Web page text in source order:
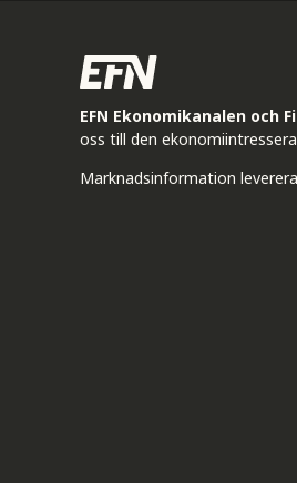
EFN Ekonomikanalen och
oss till den
Marknadsinformation